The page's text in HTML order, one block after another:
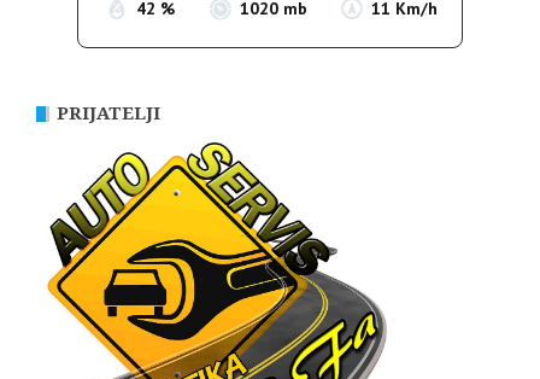
42 % 1020 mb 11 Km/h
PRIJATELJI